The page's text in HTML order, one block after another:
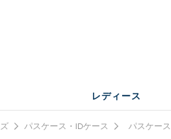
レディース
パスケース・IDケース パスケース